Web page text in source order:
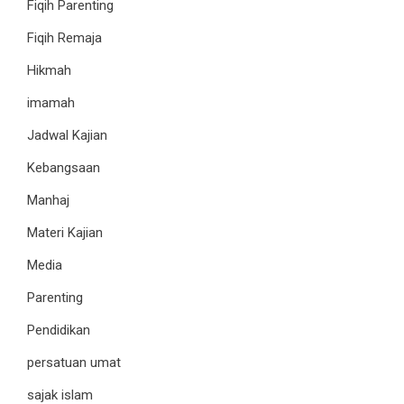
Fiqih Parenting
Fiqih Remaja
Hikmah
imamah
Jadwal Kajian
Kebangsaan
Manhaj
Materi Kajian
Media
Parenting
Pendidikan
persatuan umat
sajak islam